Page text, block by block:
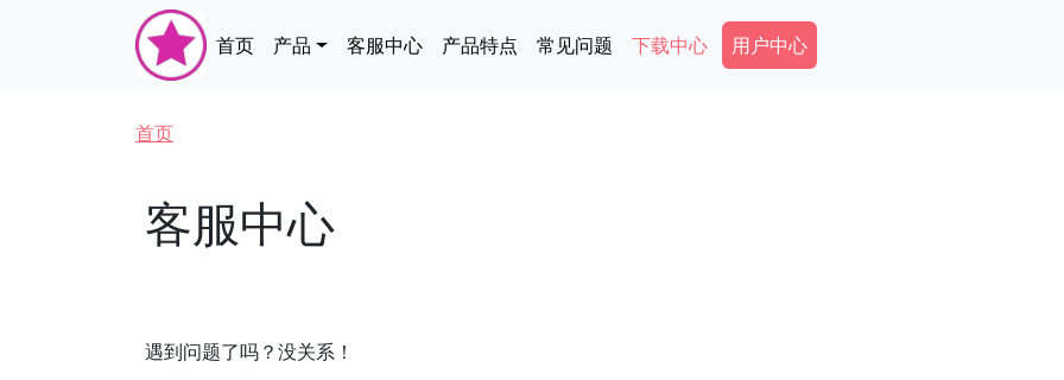
Main navigation
首页 产品 客服中心 产品特点 常见问题 下载中心 Secondary Menu
用户中心
面包屑
首页
客服中心
遇到问题了吗？没关系！